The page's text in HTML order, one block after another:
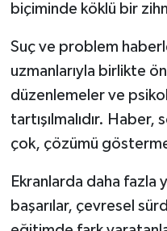
biçiminde köklü bir
Suç ve problem
uzmanlarıyla birlikte
düzenlemeler ve
tartışılmalıdır.
çok, çözümü
Ekranlarda daha fazla
başarılar, çevresel